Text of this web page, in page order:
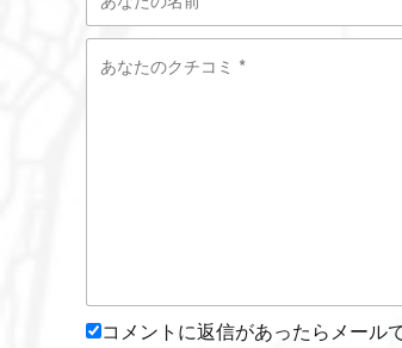
コメントに返信があったらメール